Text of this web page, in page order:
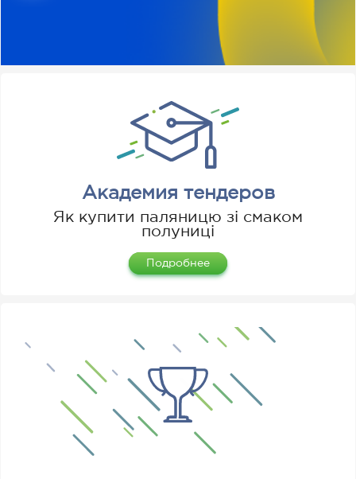
Академия тендеров
Як купити паляницю зі смаком
полуниці
Подробнее